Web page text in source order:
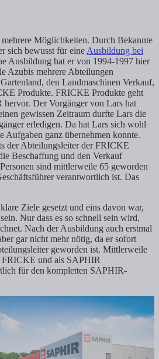
Möglichkeiten. Durch Bekannte
sich bewusst für eine Ausbildung bei
Ausbildung hat er von 1994-1997 hier
Azubis mehrere Abteilungen
den Landmaschinen Verkauf,
Produkte. FRICKE Produkte geht
hervor. Der Vorgänger von Lars hat
gewissen Zeitraum durfte Lars die
erledigen. Da hat Lars sich wohl
Aufgaben ganz übernehmen konnte.
der Abteilungsleiter der FRICKE
Beschaffung und den Verkauf
sind mittlerweile 65 geworden
verantwortlich ist. Das
Ziele gesetzt und eins davon war,
Nur dass es so schnell sein wird,
Nach der Ausbildung auch erstmal
gar nicht mehr nötig, da er sofort
geworden ist. Mittlerweile
FRICKE und als SAPHIR
für den kompletten SAPHIR-